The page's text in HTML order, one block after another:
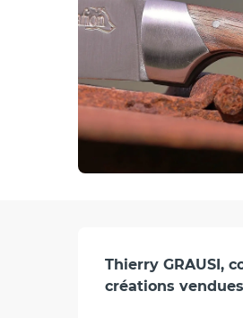
Thierry GRAUSI,
créations